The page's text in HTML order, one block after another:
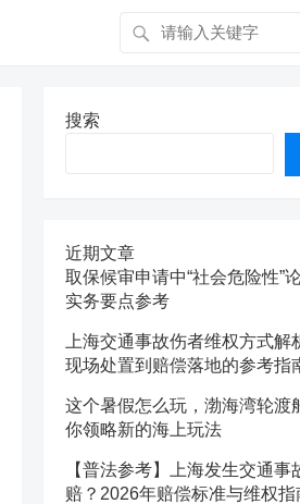
搜索
近期文章
取保候审申请中“社会危险性”
实务要点参考
上海交通事故伤者维权方式解
现场处置到赔偿落地的参考指
这个暑假怎么玩，渤海湾轮渡
你领略新的海上玩法
【普法参考】上海发生交通事
赔？2026年赔偿标准与维权指